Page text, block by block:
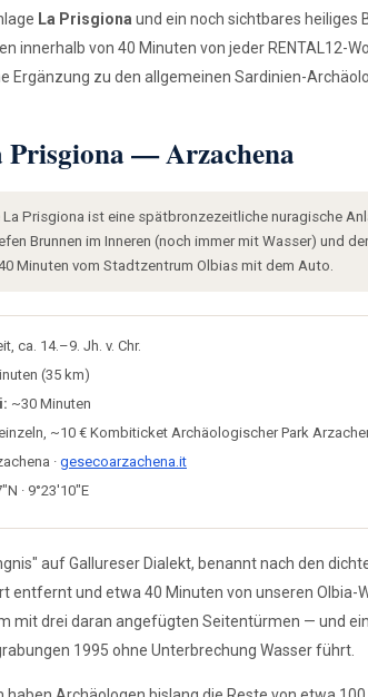
La Prisgiona und ein noch sichtbares heiliges
innerhalb von 40 Minuten von jeder RENTAL12-
Ergänzung zu den allgemeinen Sardinien-
Prisgiona — Arzachena
La Prisgiona ist eine spätbronzezeitliche nuragische
Brunnen im Inneren (noch immer mit Wasser) und
Minuten vom Stadtzentrum Olbias mit dem Auto.
ca. 14.–9. Jh. v. Chr.
(35 km)
~30 Minuten
~10 € Kombiticket Archäologischer Park
· gesecoarzachena.it
· 9°23′10″E
auf Gallureser Dialekt, benannt nach den
entfernt und etwa 40 Minuten von unseren Olbia-
mit drei daran angefügten Seitentürmen — und
1995 ohne Unterbrechung Wasser führt.